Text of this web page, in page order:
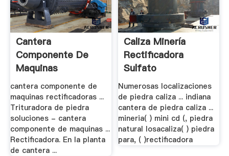
Cantera
Componente De
Maquinas
Rectificadoras ...
cantera componente de
maquinas rectificadoras ...
Trituradora de piedra
soluciones - cantera
componente de maquinas ...
Rectificadora. En la planta
de cantera ...
Caliza Minería
Rectificadora
Sulfato
Numerosas localizaciones
de piedra caliza ... indiana
cantera de piedra caliza ...
mineria( ) mini cd (, piedra
natural losacaliza( ) piedra
para, ( )rectificadora